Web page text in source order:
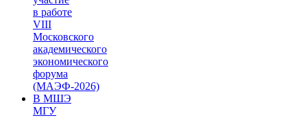
в работе
VIII
Московского
академического
экономического
форума
(МАЭФ-2026)
В МШЭ
МГУ